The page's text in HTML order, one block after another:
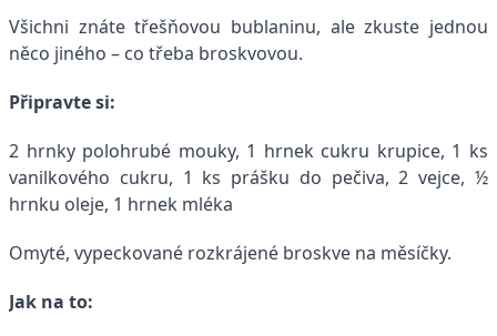
Všichni znáte třešňovou bublaninu, ale zkuste jednou
něco jiného – co třeba broskvovou.
Připravte si:
2 hrnky polohrubé mouky, 1 hrnek cukru krupice, 1 ks
vanilkového cukru, 1 ks prášku do pečiva, 2 vejce, ½
hrnku oleje, 1 hrnek mléka
Omyté, vypeckované rozkrájené broskve na měsíčky.
Jak na to: